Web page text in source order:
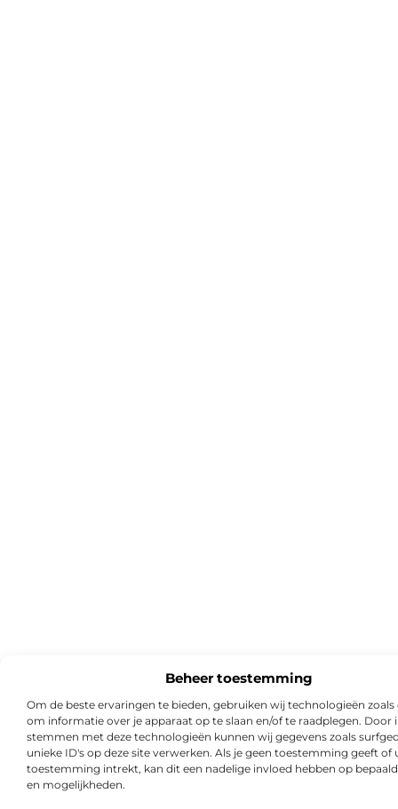
Beheer toestemming
Om de beste ervaringen te bieden, gebruiken wij technologieën zoals
om informatie over je apparaat op te slaan en/of te raadplegen. Door
stemmen met deze technologieën kunnen wij gegevens zoals
unieke ID's op deze site verwerken. Als je geen toestemming geeft of
toestemming intrekt, kan dit een nadelige invloed hebben op
en mogelijkheden.